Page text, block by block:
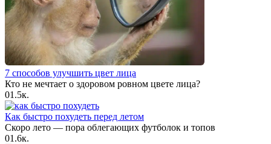
7 способов улучшить цвет лица
Кто не мечтает о здоровом ровном цвете лица?
01.5к.
Как быстро похудеть перед летом
Скоро лето — пора облегающих футболок и топов
01.6к.